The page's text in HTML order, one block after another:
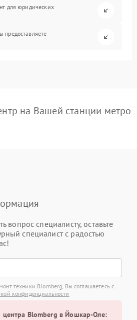
для юридических
на Вашей станции метро
вопрос специалисту, оставьте
специалист с радостью
техники Blomberg, Вы соглашаетесь с
конфиденциальности
центра Blomberg в Йошкар-Оле: